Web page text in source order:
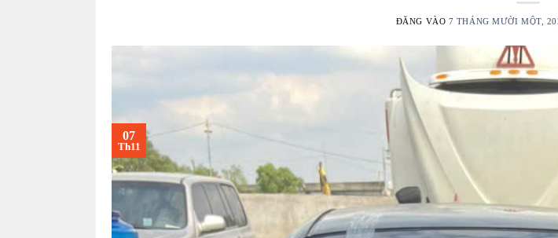
ĐĂNG VÀO 7 THÁNG MƯỜI MỘT,
07
Th11